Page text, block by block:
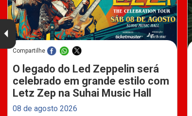
Compartilhe
O legado do Led Zeppelin será
celebrado em grande estilo com
Letz Zep na Suhai Music Hall
08 de agosto 2026